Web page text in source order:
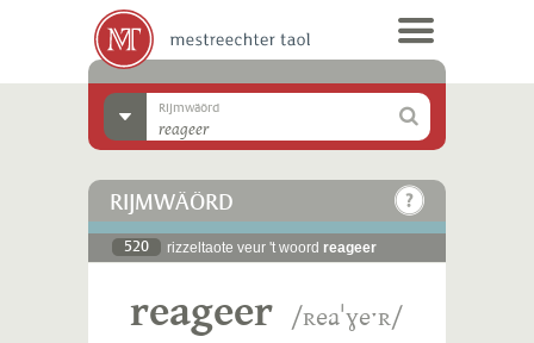
Rijmwäörd
RIJMWÄÖRD
520 rizzeltaote veur 't woord reageer
reageer /ʀeaˈɣeˑʀ/